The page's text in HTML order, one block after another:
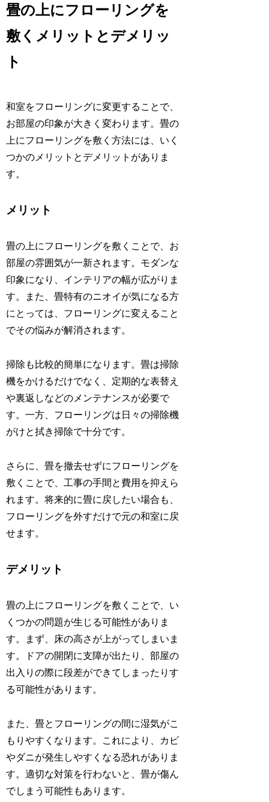
畳の上にフローリングを
敷くメリットとデメリッ
ト
和室をフローリングに変更することで、
お部屋の印象が大きく変わります。畳の
上にフローリングを敷く方法には、いく
つかのメリットとデメリットがありま
す。
メリット
畳の上にフローリングを敷くことで、お
部屋の雰囲気が一新されます。モダンな
印象になり、インテリアの幅が広がりま
す。また、畳特有のニオイが気になる方
にとっては、フローリングに変えること
でその悩みが解消されます。
掃除も比較的簡単になります。畳は掃除
機をかけるだけでなく、定期的な表替え
や裏返しなどのメンテナンスが必要で
す。一方、フローリングは日々の掃除機
がけと拭き掃除で十分です。
さらに、畳を撤去せずにフローリングを
敷くことで、工事の手間と費用を抑えら
れます。将来的に畳に戻したい場合も、
フローリングを外すだけで元の和室に戻
せます。
デメリット
畳の上にフローリングを敷くことで、い
くつかの問題が生じる可能性がありま
す。まず、床の高さが上がってしまいま
す。ドアの開閉に支障が出たり、部屋の
出入りの際に段差ができてしまったりす
る可能性があります。
また、畳とフローリングの間に湿気がこ
もりやすくなります。これにより、カビ
やダニが発生しやすくなる恐れがありま
す。適切な対策を行わないと、畳が傷ん
でしまう可能性もあります。